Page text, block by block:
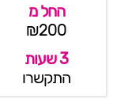
החל מ
₪200
3 שעות
התקשרו